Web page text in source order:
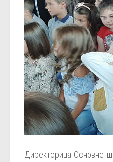
Директорица Основне